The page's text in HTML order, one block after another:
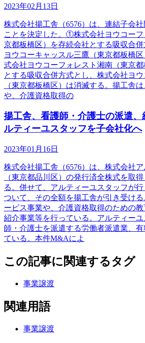
2023年02月13日
株式会社揚工舎（6576）は、連結子会
ことを決定した。①株式会社ヨウコー
京都板橋区）を存続会社とする吸収合
ヨウコーキャッスル三鷹（東京都板橋
式会社ヨウコーフォレスト湘南（東京
とする吸収合併方式とし、株式会社ヨ
（東京都板橋区）は消滅する。揚工舎
や、介護資格取得の
揚工舎、看護師・介護士の派遣
ルティーユスタッフを子会社化へ
2023年01月16日
株式会社揚工舎（6576）は、株式会社
（東京都品川区）の発行済全株式を取
る。併せて、アルティーユスタッフが
ついて、その全額を揚工舎が引き受け
ービス事業や、介護資格取得のための
紹介事業等を行っている。アルティー
師・介護士を派遣する労働者派遣業、
ている。本件M&Aによ
この記事に関連するタグ
事業譲渡
関連用語
事業譲渡